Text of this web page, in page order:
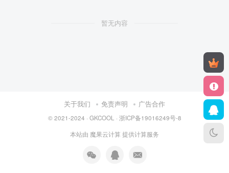
暂无内容
关于我们 免责声明 广告合作
© 2021-2024 · GKCOOL · 浙ICP备19016249号-8
本站由 魔果云计算 提供计算服务